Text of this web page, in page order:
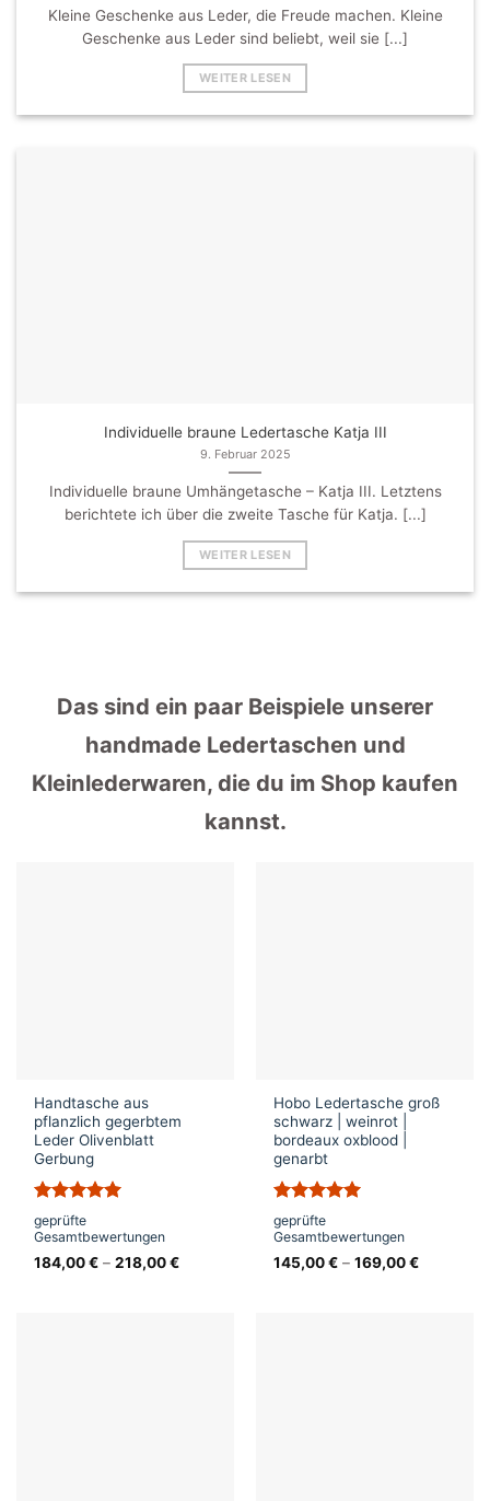
Kleine Geschenke aus Leder, die Freude machen. Kleine
Geschenke aus Leder sind beliebt, weil sie [...]
WEITER LESEN
Individuelle braune Ledertasche Katja III
9. Februar 2025
Individuelle braune Umhängetasche – Katja III. Letztens
berichtete ich über die zweite Tasche für Katja. [...]
WEITER LESEN
Das sind ein paar Beispiele unserer
handmade Ledertaschen und
Kleinlederwaren, die du im Shop kaufen
kannst.
Handtasche aus
pflanzlich gegerbtem
Leder Olivenblatt
Gerbung
Bewertet
mit5von
geprüfte
Gesamtbewertungen
184,00€ –218,00€
Hobo Ledertasche groß
schwarz | weinrot |
bordeaux oxblood |
genarbt
Bewertet
mit5von
geprüfte
Gesamtbewertungen
145,00€ –169,00€